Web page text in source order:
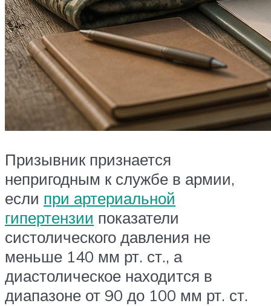
Призывник признается
непригодным к службе в армии,
если при артериальной
гипертензии показатели
систолического давления не
меньше 140 мм рт. ст., а
диастолическое находится в
диапазоне от 90 до 100 мм рт. ст.